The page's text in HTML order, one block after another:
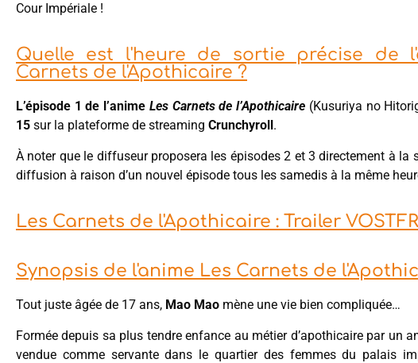
Cour Impériale !
Quelle est l'heure de sortie précise de
Carnets de l'Apothicaire ?
L’épisode 1 de l’anime Les Carnets de l’Apothicaire (Kusuriya no
15 sur la plateforme de streaming Crunchyroll.
À noter que le diffuseur proposera les épisodes 2 et 3 directement à la
diffusion à raison d’un nouvel épisode tous les samedis à la même
Les Carnets de l'Apothicaire : Trailer VOSTFR
Synopsis de l'anime Les Carnets de
Tout juste âgée de 17 ans, Mao Mao mène une vie bien compliquée…
Formée depuis sa plus tendre enfance au métier d’apothicaire par un
vendue comme servante dans le quartier des femmes du palais